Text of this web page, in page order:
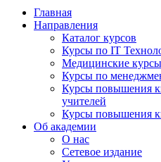
Главная
Направления
Каталог курсов
Курсы по IT
Медицинские курсы
Курсы по
Курсы повышения
учителей
Курсы повышения
Об академии
О нас
Сетевое издание